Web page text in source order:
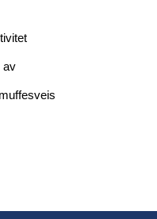
av